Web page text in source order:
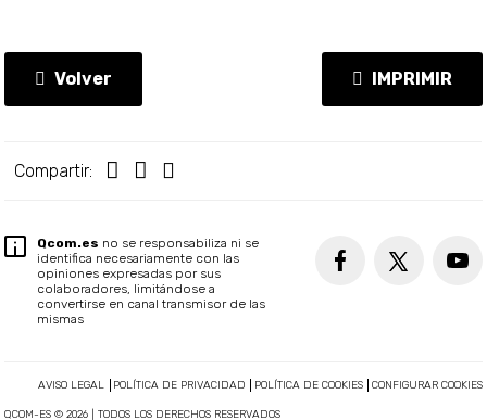
Volver IMPRIMIR
Compartir:
Qcom.es no se responsabiliza ni se
identifica necesariamente con las
opiniones expresadas por sus
colaboradores, limitándose a
convertirse en canal transmisor de las
mismas
AVISO LEGAL POLÍTICA DE PRIVACIDAD POLÍTICA DE COOKIES CONFIGURAR COOKIES
QCOM-ES © 2026 | TODOS LOS DERECHOS RESERVADOS